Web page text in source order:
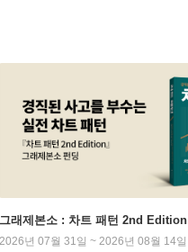
그래제본소 : 차트 패턴 2nd Edition
2026년 07월 31일 ~ 2026년 08월 14일